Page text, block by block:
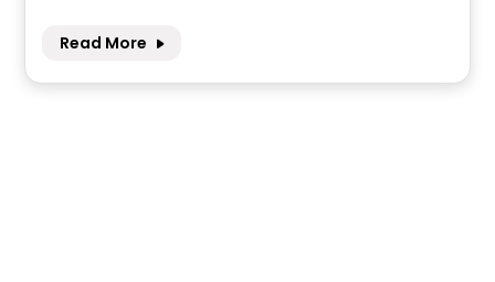
Read More